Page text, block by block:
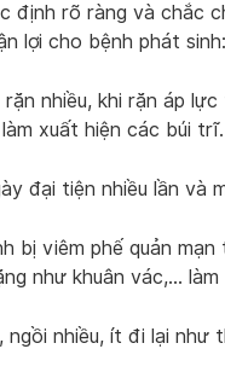
định rõ ràng và chắc
lợi cho bệnh phát sinh:
nhiều, khi rặn áp
xuất hiện các búi
đại tiện nhiều lần và
bị viêm phế quản mạn
như khuân vác,…
ngồi nhiều, ít đi lại như